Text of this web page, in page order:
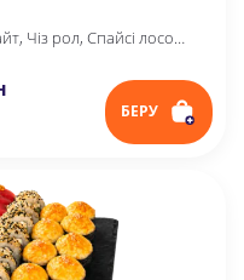
Філадельфія класична, Тунець лайт, Чіз рол, Спайсі лосось
БЕРУ